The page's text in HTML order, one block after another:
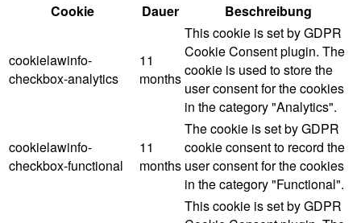
Cookie
Dauer Beschreibung
cookielawinfo-
checkbox-analytics
11
months
This cookie is set by GDPR
Cookie Consent plugin. The
cookie is used to store the
user consent for the cookies
in the category "Analytics".
cookielawinfo-
checkbox-functional
11
months
The cookie is set by GDPR
cookie consent to record the
user consent for the cookies
in the category "Functional".
This cookie is set by GDPR